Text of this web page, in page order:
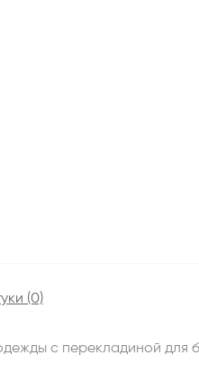
(0)
с перекладиной для